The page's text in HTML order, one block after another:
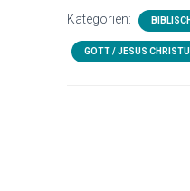
Kategorien:
GOTT / JESUS